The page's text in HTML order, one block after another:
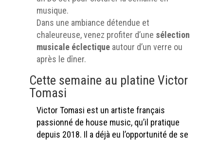
musique.
Dans une ambiance détendue et
chaleureuse, venez profiter d’une sélection
musicale éclectiqueautour d’un verre ou
après le dîner.
Cette semaine au platine Victor
Tomasi
Victor Tomasi est un artiste français
passionné de house music, qu’il pratique
depuis 2018. Il a déjà eu l’opportunité de se